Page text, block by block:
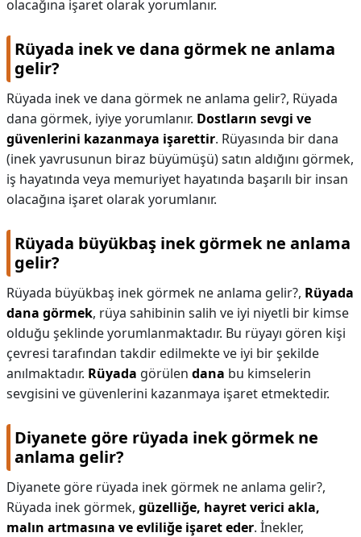
olacağına işaret olarak yorumlanır.
Rüyada inek ve dana görmek ne anlama
gelir?
Rüyada inek ve dana görmek ne anlama gelir?, Rüyada
dana görmek, iyiye yorumlanır. Dostların sevgi ve
güvenlerini kazanmaya işarettir. Rüyasında bir dana
(inek yavrusunun biraz büyümüşü) satın aldığını görmek,
iş hayatında veya memuriyet hayatında başarılı bir insan
olacağına işaret olarak yorumlanır.
Rüyada büyükbaş inek görmek ne anlama
gelir?
Rüyada büyükbaş inek görmek ne anlama gelir?, Rüyada
dana görmek, rüya sahibinin salih ve iyi niyetli bir kimse
olduğu şeklinde yorumlanmaktadır. Bu rüyayı gören kişi
çevresi tarafından takdir edilmekte ve iyi bir şekilde
anılmaktadır. Rüyada görülen dana bu kimselerin
sevgisini ve güvenlerini kazanmaya işaret etmektedir.
Diyanete göre rüyada inek görmek ne
anlama gelir?
Diyanete göre rüyada inek görmek ne anlama gelir?,
Rüyada inek görmek, güzelliğe, hayret verici akla,
malın artmasına ve evliliğe işaret eder. İnekler,